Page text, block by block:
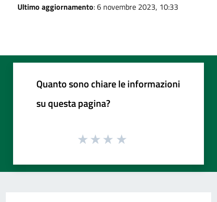
Ultimo aggiornamento: 6 novembre 2023, 10:33
Quanto sono chiare le informazioni
su questa pagina?